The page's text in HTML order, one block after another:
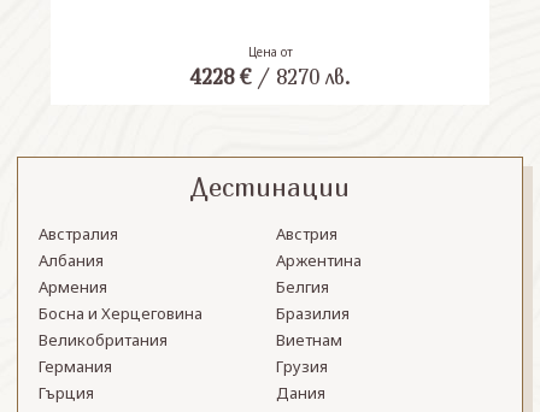
Цена от
4228 €/ 8270 лв.
Дестинации
Австралия
Австрия
Албания
Аржентина
Армения
Белгия
Босна и Херцеговина
Бразилия
Великобритания
Виетнам
Германия
Грузия
Гърция
Дания